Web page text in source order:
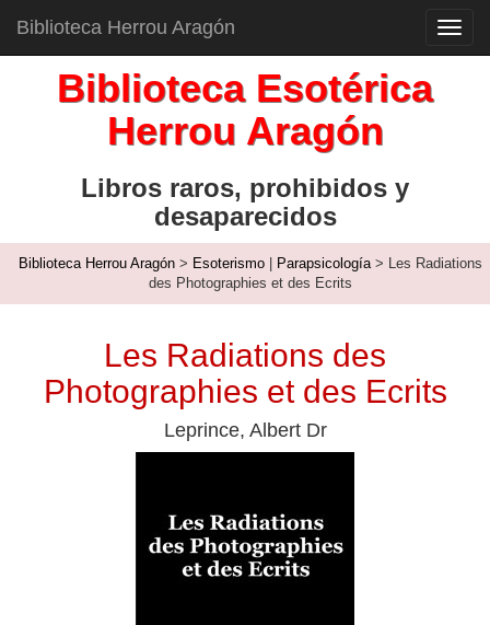
Biblioteca Herrou Aragón
Biblioteca Esotérica
Herrou Aragón
Libros raros, prohibidos y
desaparecidos
Biblioteca Herrou Aragón > Esoterismo Parapsicología> Les Radiations
des Photographies et des Ecrits
Les Radiations des
Photographies et des Ecrits
Leprince, Albert Dr